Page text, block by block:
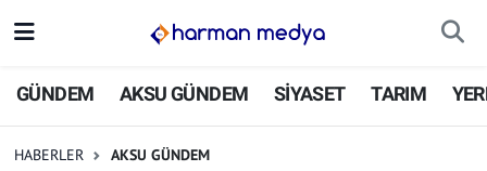
GÜNDEM AKSU GÜNDEM SİYASET TARIM
HABERLER AKSU GÜNDEM
GÜNDEM
İstanbul Nöbetçi Eczaneler